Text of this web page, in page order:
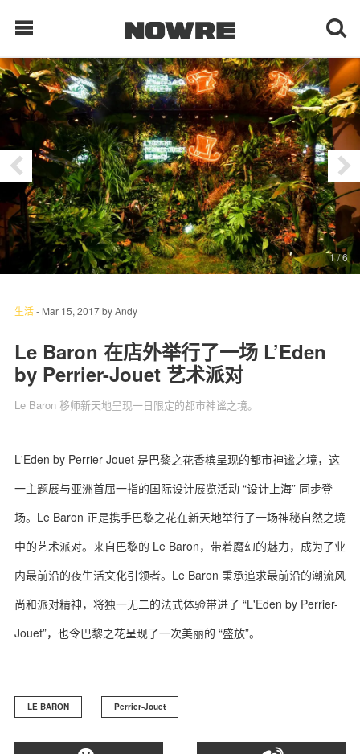
每日鲜榨
现客视点
每日栏目
时 尚
球 鞋
科 技
1/ 6
生活- Mar 15, 2017byAndy
Le Baron 在店外举行了一场 L’Eden
by Perrier-Jouet 艺术派对
Le Baron 移师新天地呈现一日限定的都市神谧之境。
L'Eden by Perrier-Jouet 是巴黎之花香槟呈现的都市神谧之境，这
一主题展与亚洲首屈一指的国际设计展览活动 “设计上海” 同步登
场。Le Baron 正是携手巴黎之花在新天地举行了一场神秘自然之境
中的艺术派对。来自巴黎的 Le Baron，带着魔幻的魅力，成为了业
内最前沿的夜生活文化引领者。Le Baron 秉承追求最前沿的潮流风
尚和派对精神，将独一无二的法式体验带进了 “L'Eden by Perrier-
Jouet”，也令巴黎之花呈现了一次美丽的 “盛放”。
LE BARON Perrier-Jouet